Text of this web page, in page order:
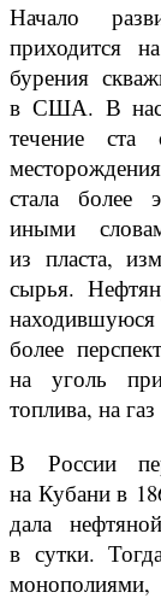
Начало
приходится
бурения
в США. В
течение
стала более
иными
из пласта,
сырья.
более
на уголь
топлива, на
В России
на Кубани в
дала
в сутки.